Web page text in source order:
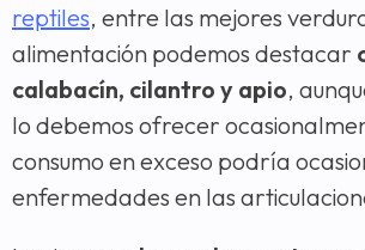
reptiles, entre las mejores
alimentación podemos destacar
calabacín, cilantro y apio,
lo debemos ofrecer
consumo en exceso podría
enfermedades en las